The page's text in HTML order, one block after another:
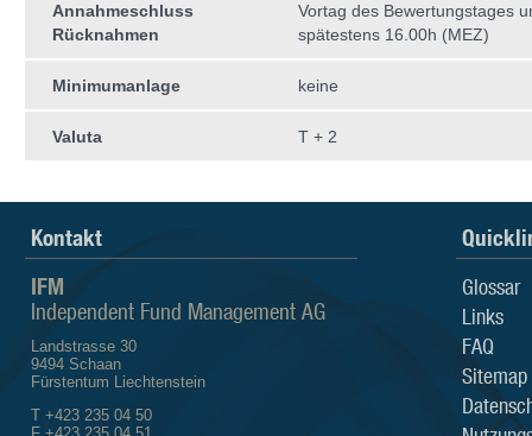
Annahmeschluss
Rücknahmen
Vortag des Bewertungstages
spätestens 16.00h (MEZ)
Minimumanlage keine
Valuta T + 2
Kontakt
IFM
Independent Fund Management AG
Landstrasse 30
9494 Schaan
Fürstentum Liechtenstein
T +423 235 04 50
Glossar
Links
FAQ
Sitemap